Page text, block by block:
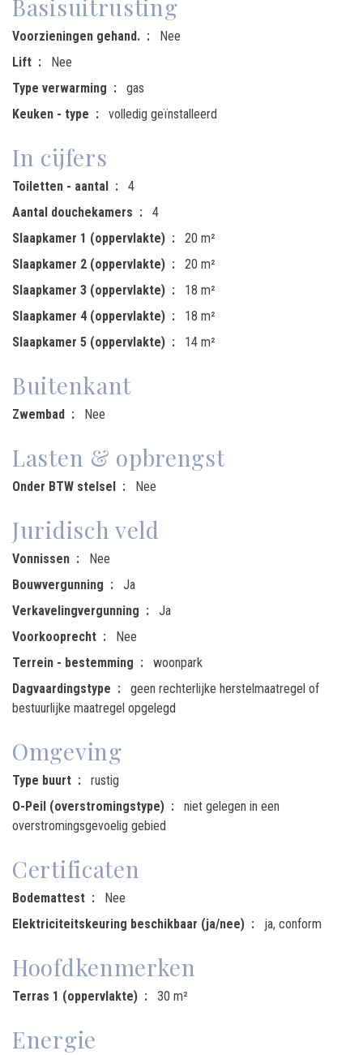
Basisuitrusting
Voorzieningen gehand.
Nee
Lift
Nee
Type verwarming
gas
Keuken - type
volledig geïnstalleerd
In cijfers
Toiletten - aantal
4
Aantal douchekamers
4
Slaapkamer 1 (oppervlakte)
20 m²
Slaapkamer 2 (oppervlakte)
20 m²
Slaapkamer 3 (oppervlakte)
18 m²
Slaapkamer 4 (oppervlakte)
18 m²
Slaapkamer 5 (oppervlakte)
14 m²
Buitenkant
Zwembad Nee
Lasten & opbrengst
Onder BTW stelsel Nee
Juridisch veld
Vonnissen
Nee
Bouwvergunning
Ja
Verkavelingvergunning
Ja
Voorkooprecht
Nee
Terrein - bestemming
woonpark
Dagvaardingstype
geen rechterlijke herstelmaatregel of
bestuurlijke maatregel opgelegd
Omgeving
Type buurt
rustig
O-Peil (overstromingstype)
niet gelegen in een
overstromingsgevoelig gebied
Certificaten
Bodemattest
Nee
Elektriciteitskeuring beschikbaar (ja/nee)
ja, conform
Hoofdkenmerken
Terras 1 (oppervlakte) 30 m²
Energie